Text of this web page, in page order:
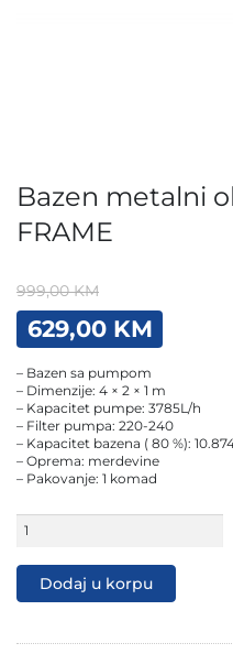
Bazen metalni
FRAME
999,00KM
Original
price
was:
999,00 KM.
629,00 KM price
– Bazen sa pumpom
– Dimenzije: 4 × 2 × 1 m
– Kapacitet pumpe: 3785L/h
– Filter pumpa: 220-240
– Kapacitet bazena ( 80 %):
– Oprema: merdevine
– Pakovanje: 1 komad
Bazen
metalni
4X2X1
količina
Dodaj u korpu